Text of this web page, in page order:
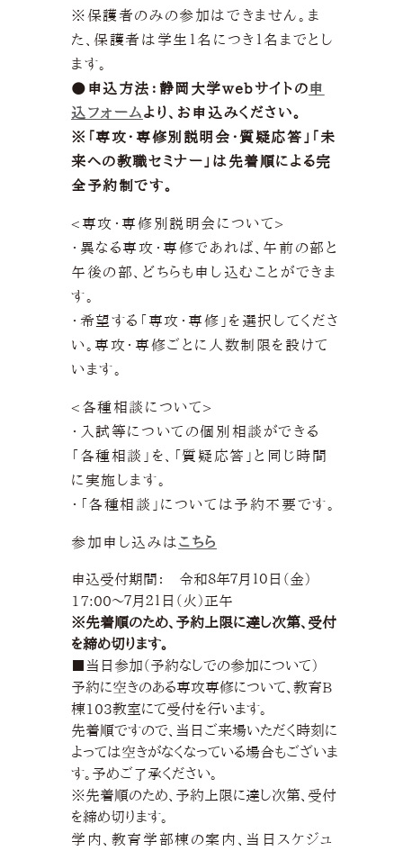
※保護者のみの参加はできません。ま
た、保護者は学生１名につき１名までとし
ます。
● 申込方法：静岡大学webサイトの申
込フォームより、お申込みください。
※ 「専攻・専修別説明会・質疑応答」「未
来への教職セミナー」は先着順による完
全予約制です。
<専攻・専修別説明会について>
・異なる専攻・専修であれば、午前の部と
午後の部、どちらも申し込むことができま
す。
・希望する「専攻･専修」を選択してくださ
い。専攻・専修ごとに人数制限を設けて
います。
<各種相談について>
・入試等についての個別相談ができる
「各種相談」を、「質疑応答」と同じ時間
に実施します。
・「各種相談」については予約不要です。
参加申し込みは こちら
申込受付期間： 令和８年７月１０日（金）
17:00～７月２１日（火）正午
※先着順のため、予約上限に達し次第、受付
を締め切ります。
■当日参加（予約なしでの参加について）
予約に空きのある専攻専修について、教育B
棟103教室にて受付を行います。
先着順ですので、当日ご来場いただく時刻に
よっては空きがなくなっている場合もございま
す。予めご了承ください。
※先着順のため、予約上限に達し次第、受付
を締め切ります。
学内、教育学部棟の案内、当日スケジュ